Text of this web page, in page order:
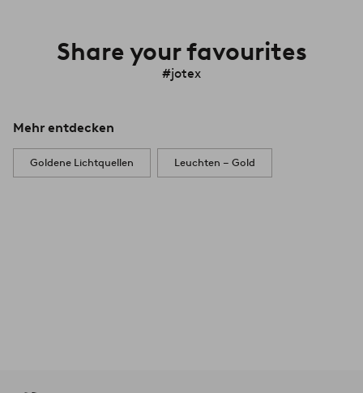
Share your favourites
#jotex
Mehr entdecken
Goldene Lichtquellen Leuchten – Gold